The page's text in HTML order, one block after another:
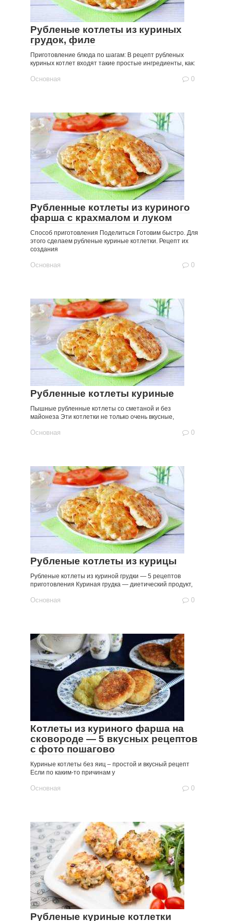
Рубленые котлеты из куриных
грудок, филе
Приготовление блюда по шагам: В рецепт рубленых
куриных котлет входят такие простые ингредиенты, как:
Основная 0
Рубленные котлеты из куриного
фарша с крахмалом и луком
Способ приготовления Поделиться Готовим быстро. Для
этого сделаем рубленые куриные котлетки. Рецепт их
создания
Основная 0
Рубленные котлеты куриные
Пышные рубленные котлеты со сметаной и без
майонеза Эти котлетки не только очень вкусные,
Основная 0
Рубленые котлеты из курицы
Рубленые котлеты из куриной грудки — 5 рецептов
приготовления Куриная грудка — диетический продукт,
Основная 0
Котлеты из куриного фарша на
сковороде — 5 вкусных рецептов
с фото пошагово
Куриные котлеты без яиц – простой и вкусный рецепт
Если по каким-то причинам у
Основная 0
Рубленые куриные котлетки